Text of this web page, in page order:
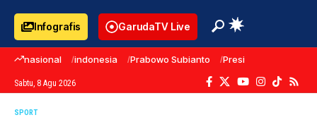
Infografis GarudaTV Live
nasional indonesia Prabowo Subianto Presiden Prabowo
Sabtu, 8 Agu 2026
SPORT